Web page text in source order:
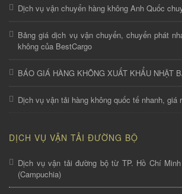
Dịch vụ vận chuyển hàng không Anh Quốc
Bảng giá dịch vụ vận chuyển, chuyển phát
không của BestCargo
BÁO GIÁ HÀNG KHÔNG XUẤT KHẨU NHẬT
Dịch vụ vận tải hàng không quốc tế nhanh, giá
DỊCH VỤ VẬN TẢI ĐƯỜNG BỘ
Dịch vụ vận tải đường bộ từ TP. Hồ Chí
(Campuchia)